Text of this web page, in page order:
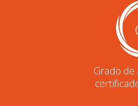
Grado